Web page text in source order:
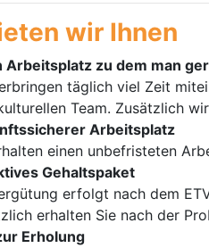
wir Ihnen
Arbeitsplatz zu dem man
täglich viel Zeit
Team. Zusätzlich
Arbeitsplatz
einen unbefristeten
Gehaltspaket
erfolgt nach dem
erhalten Sie nach der
Erholung